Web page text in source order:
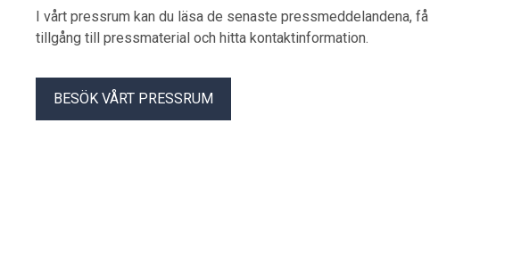
oppositionen är i stort överens om
vägen framåt för en sund och långsiktigt
hållbar djursjukvård. Nu väntar landets
I vårt pressrum kan du läsa de senaste pressmeddelandena, få
tillgång till pressmaterial och hitta kontaktinformation.
BESÖK VÅRT PRESSRUM